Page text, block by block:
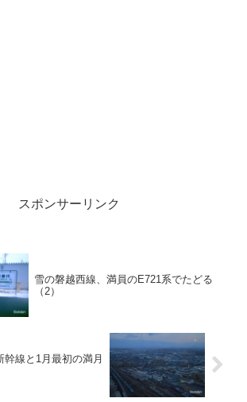
スポンサーリンク
雪の磐越西線、満員のE721系でたどる
（2）
線と1月最初の満月